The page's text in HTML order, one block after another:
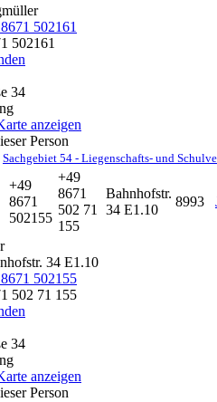
502161
502161
34
anzeigen
Person
Sachgebiet 54 - Liegenschafts- und
+49
8671
502155
+49
8671
502 71
155
Bahnhofstr.
34 E1.10
8993
34 E1.10
502155
502 71 155
34
anzeigen
Person